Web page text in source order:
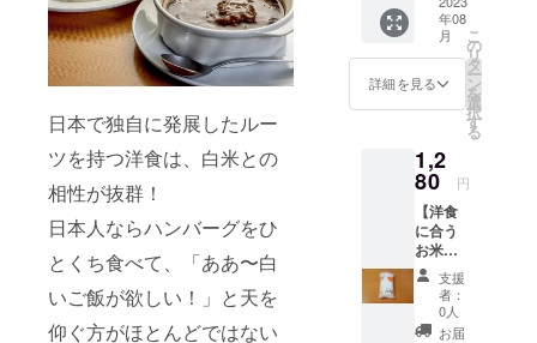
日本で独自に発展したルー
ツを持つ洋食は、白米との
相性が抜群！
日本人ならハンバーグをひ
とくち食べて、「ああ〜白
いご飯が欲しい！」と天を
仰ぐ方がほとんどではない
貢献する …１袋
（訪日
外国人
観光客
向け
NEWデ
ン） お
米のお
いしい
炊き方
パンフ
レット
付き。
配送料
込み。
ネコポ
年08
月
詳細を見る
こ
の
リ
タ
ー
ン
を
選
択
す
る
1,2
80 円
【洋食
に合う
お米で
応
援！】
お米
300g2
支援
者：
0人
お届